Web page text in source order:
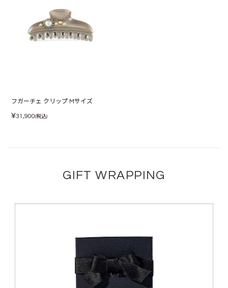
フガーチェ クリップ Mサイズ
¥31,900(税込)
GIFT WRAPPING